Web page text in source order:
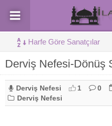
Harfe Göre Sanatçılar
Derviş Nefesi-Dönüş
Derviş Nefesi 1 0
Derviş Nefesi